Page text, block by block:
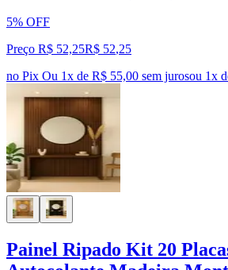
5% OFF
Preço R$ 52,25R$ 52,25
no Pix Ou 1x de R$ 55,00 sem jurosou 1x
Painel Ripado Kit 20